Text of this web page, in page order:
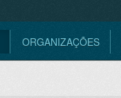
ORGANIZAÇÕES